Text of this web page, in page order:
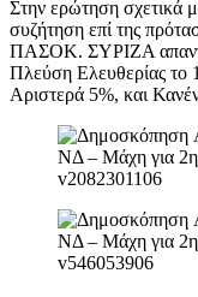
Στην ερώτηση σχετικά
συζήτηση επί της
ΠΑΣΟΚ. ΣΥΡΙΖΑ
Πλεύση Ελευθερίας
Αριστερά 5%, και